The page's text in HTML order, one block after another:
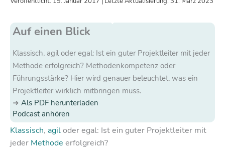
Auf einen Blick
Klassisch, agil oder egal: Ist ein guter Projektleiter mit jeder
Methode erfolgreich? Methodenkompetenz oder
Führungsstärke? Hier wird genauer beleuchtet, was ein
Projektleiter wirklich mitbringen muss.
Als PDF herunterladen
Podcast anhören
Klassisch, agiloder egal: Ist ein guter Projektleiter mit
jeder Methode erfolgreich?